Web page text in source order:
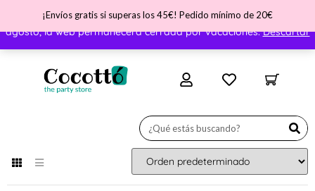
¡Nos vamos de vacaciones! ATENCIÓN - Del día 31 de julio al 11 de
agosto, la web permanecerá cerrada por vacaciones.Descartar
¡Envíos gratis si superas los 45€! Pedido mínimo de 20€